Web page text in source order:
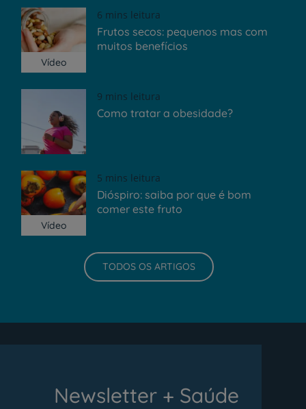
Vídeo
6 mins leitura
Frutos secos: pequenos mas com
muitos benefícios
9 mins leitura
Como tratar a obesidade?
Vídeo
5 mins leitura
Dióspiro: saiba por que é bom
comer este fruto
TODOS OS ARTIGOS
Newsletter + Saúde